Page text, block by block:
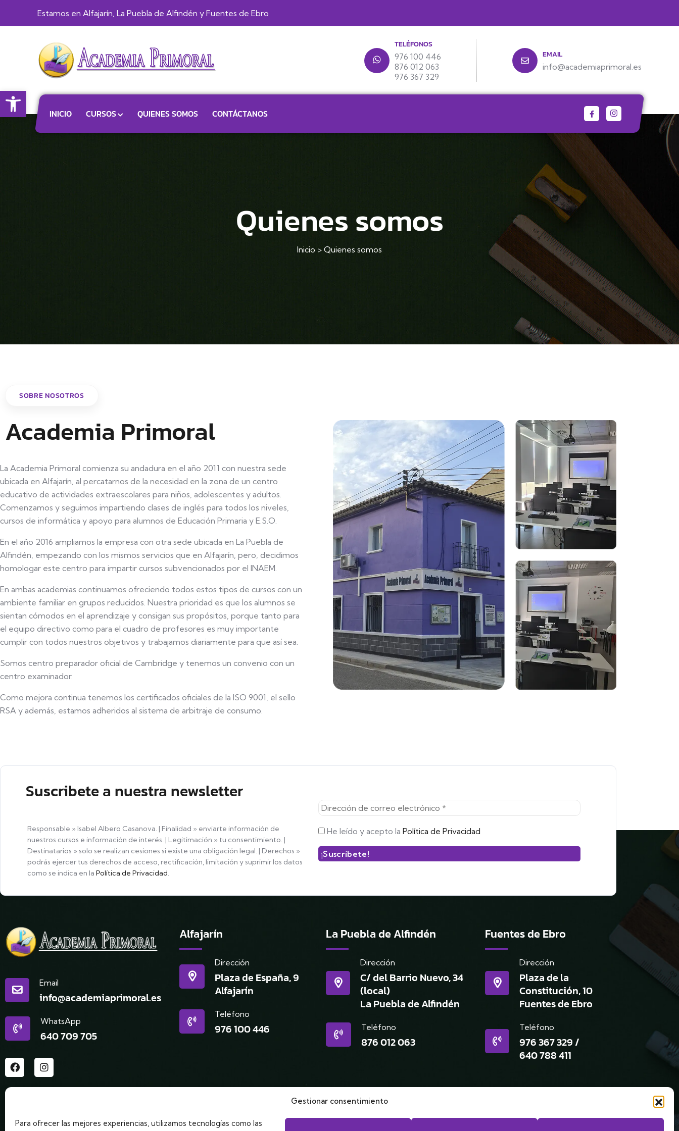
Abrir barra de herramientas
Gestionar consentimiento
Para ofrecer las mejores experiencias, utilizamos tecnologías como las
Estamos en Alfajarín, La Puebla de Alfindén y Fuentes de Ebro
TELÉFONOS
976 100 446
876 012 063
976 367 329
EMAIL
info@academiaprimoral.es
INICIO CURSOS QUIENES SOMOS CONTÁCTANOS
Quienes somos
Inicio > Quienes somos
SOBRE NOSOTROS
Academia Primoral
La Academia Primoral comienza su andadura en el año 2011 con nuestra sede
ubicada en Alfajarín, al percatarnos de la necesidad en la zona de un centro
educativo de actividades extraescolares para niños, adolescentes y adultos.
Comenzamos y seguimos impartiendo clases de inglés para todos los niveles,
cursos de informática y apoyo para alumnos de Educación Primaria y E.S.O.
En el año 2016 ampliamos la empresa con otra sede ubicada en La Puebla de
Alfindén, empezando con los mismos servicios que en Alfajarín, pero, decidimos
homologar este centro para impartir cursos subvencionados por el INAEM.
En ambas academias continuamos ofreciendo todos estos tipos de cursos con un
ambiente familiar en grupos reducidos. Nuestra prioridad es que los alumnos se
sientan cómodos en el aprendizaje y consigan sus propósitos, porque tanto para
el equipo directivo como para el cuadro de profesores es muy importante
cumplir con todos nuestros objetivos y trabajamos diariamente para que así sea.
Somos centro preparador oficial de Cambridge y tenemos un convenio con un
centro examinador.
Como mejora continua tenemos los certificados oficiales de la ISO 9001, el sello
RSA y además, estamos adheridos al sistema de arbitraje de consumo.
Suscribete a nuestra newsletter
Responsable » Isabel Albero Casanova. | Finalidad » enviarte información de
nuestros cursos e información de interés. | Legitimación » tu consentimiento. |
Destinatarios » solo se realizan cesiones si existe una obligación legal. | Derechos »
podrás ejercer tus derechos de acceso, rectificación, limitación y suprimir los datos
como se indica en la Política de Privacidad.
He leído y acepto la Política de Privacidad
Email
info@academiaprimoral.es
WhatsApp
640 709 705
Alfajarín
Dirección
Plaza de España, 9
Alfajarín
Teléfono
976 100 446
La Puebla de Alfindén
Dirección
C/ del Barrio Nuevo, 34
(local)
La Puebla de Alfindén
Teléfono
876 012 063
Fuentes de Ebro
Dirección
Plaza de la
Constitución, 10
Fuentes de Ebro
Teléfono
976 367 329/
640 788 411